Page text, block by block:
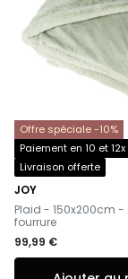
Offre spéciale -10%
Paiement en 10 et
Livraison offerte
JOY
-
Plaid - 150x200cm -
fourrure
99,99 €